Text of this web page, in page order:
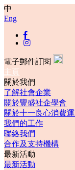
中
Eng
電子郵件訂閱
主頁
關於我們
了解社會企業
關於豐盛社企學會
關於十一良心消費
我們的工作
聯絡我們
合作及支持機構
最新活動
最新活動